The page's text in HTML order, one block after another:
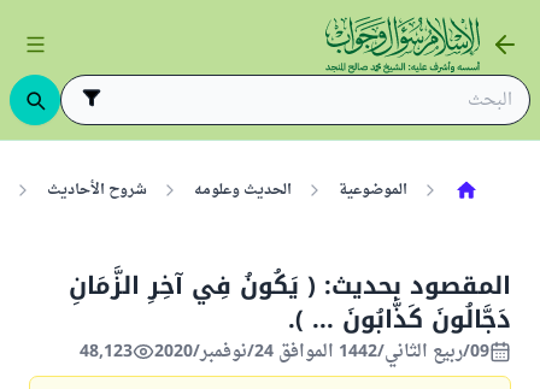
الموضوعية الحديث وعلومه شروح الأحاديث
المقصود بحديث: ( يَكُونُ فِي آخِرِ الزَّمَانِ
دَجَّالُونَ كَذَّابُونَ ... ).
09/ربيع الثاني/1442 الموافق 24/نوفمبر/2020 48,123